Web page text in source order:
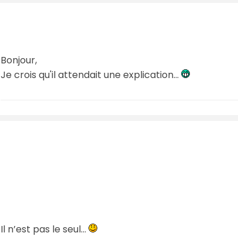
Bonjour,
Je crois qu'il attendait une explication...
Il n’est pas le seul…